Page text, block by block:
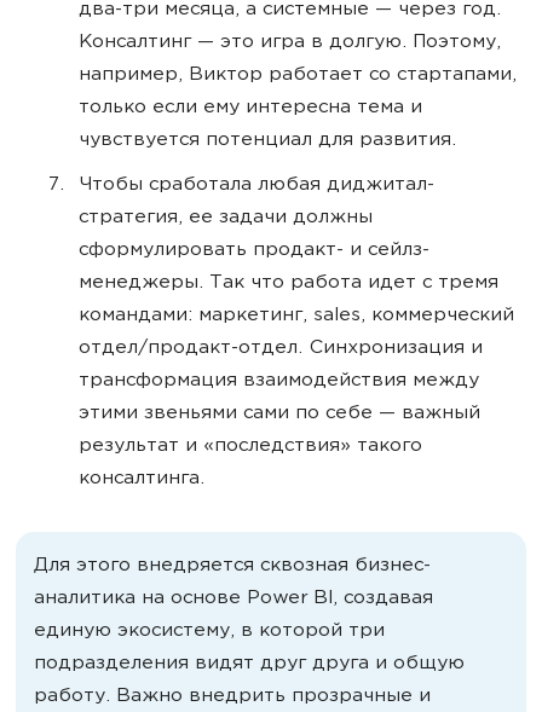
два-три месяца, а системные — через год.
Консалтинг — это игра в долгую. Поэтому,
например, Виктор работает со стартапами,
только если ему интересна тема и
чувствуется потенциал для развития.
Чтобы сработала любая диджитал-
стратегия, ее задачи должны
сформулировать продакт- и сейлз-
менеджеры. Так что работа идет с тремя
командами: маркетинг, sales, коммерческий
отдел/продакт-отдел. Синхронизация и
трансформация взаимодействия между
этими звеньями сами по себе — важный
результат и «последствия» такого
консалтинга.
Для этого внедряется сквозная бизнес-
аналитика на основе Power BI, создавая
единую экосистему, в которой три
подразделения видят друг друга и общую
работу. Важно внедрить прозрачные и